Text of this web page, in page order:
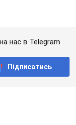
нас в Telegram
Підписатись